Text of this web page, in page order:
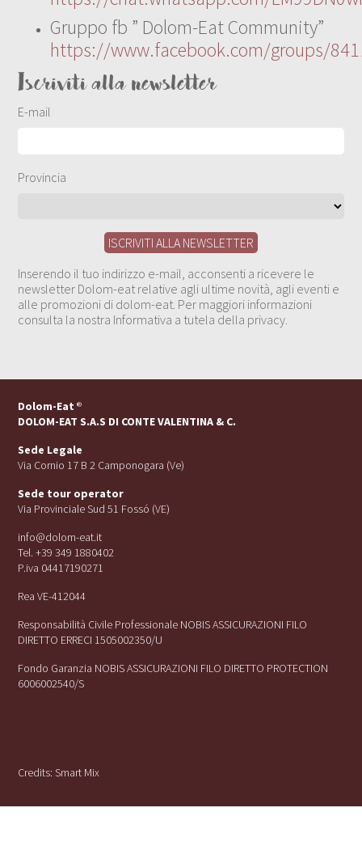
Gruppo fb ” Dolom-Eat Community”
https://www.facebook.com/groups/
Iscriviti alla newsletter
E-mail
Provincia
Inserendo il tuo indirizzo e-mail, acconsenti a ricevere le
newsletter Dolom-eat relative agli ultime novità, agli eventi e
alle promozioni di dolom-eat. Per maggiori informazioni
consulta la nostra Informativa a tutela della privacy.
Dolom-Eat ®
DOLOM-EAT S.A.S DI CONTE VALENTINA & C.
Sede Legale
Via Cornio 17 B 2 Camponogara (Ve)
Sede tour operator
Via Provinciale Sud 51 Fossó (VE)
info@dolom-eat.it
Tel. +39 349 1880402
P.iva 04417190271
Rea VE-412044
Responsabilità Civile Professionale NOBIS ASSICURAZIONI FILO
DIRETTO ERRECI 1505002350/U
Fondo Garanzia NOBIS ASSICURAZIONI FILO DIRETTO PROTECTION
6006002540/S
Credits:Smart Mix